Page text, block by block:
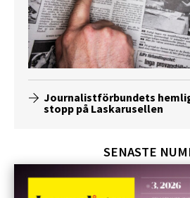
Journalistförbundets
stopp på Laskarusellen
SENASTE